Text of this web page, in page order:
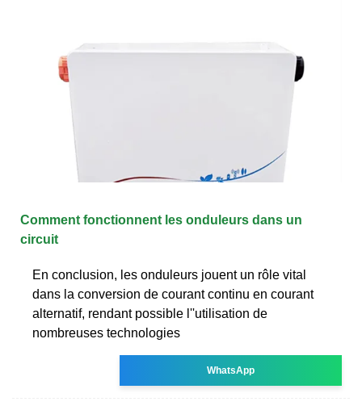
Comment fonctionnent les onduleurs dans un
circuit
En conclusion, les onduleurs jouent un rôle vital
dans la conversion de courant continu en courant
alternatif, rendant possible l''utilisation de
nombreuses technologies
WhatsApp